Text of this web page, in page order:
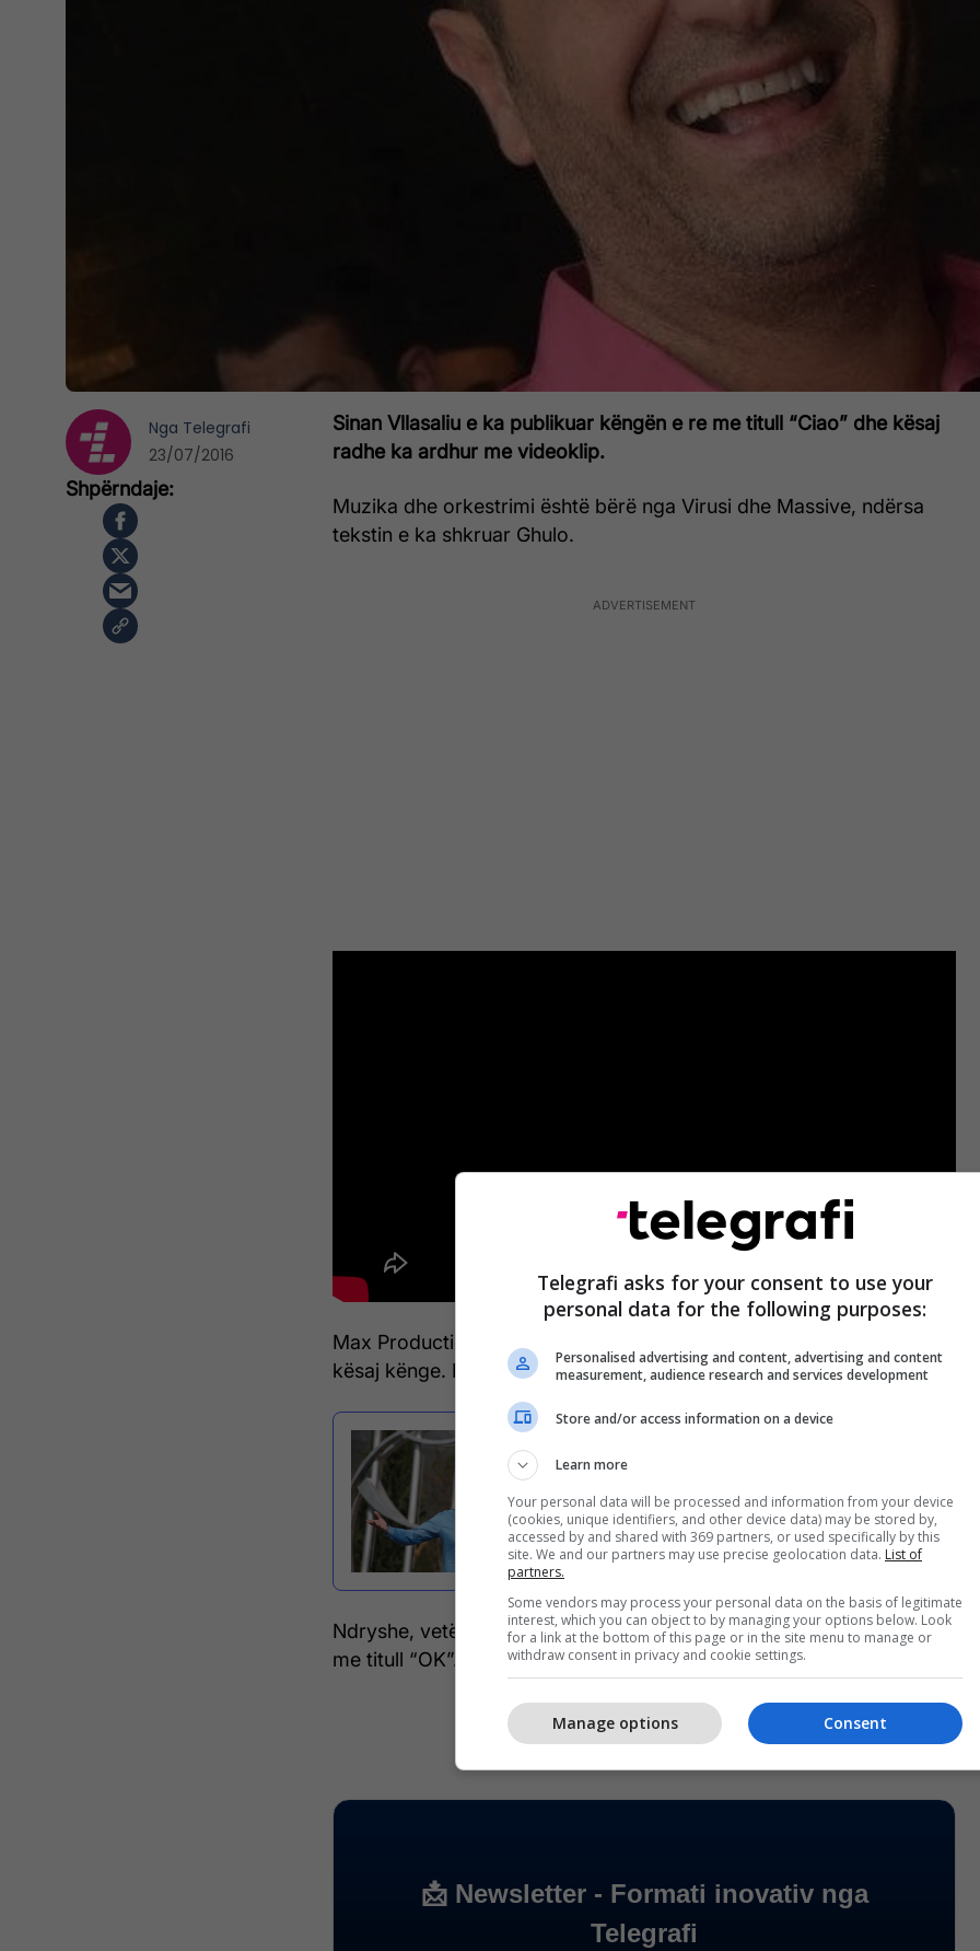
Sinan Vllasaliu e ka publikuar këngën e re me titull “Ciao” dhe kësaj
radhe ka ardhur me videoklip.
Muzika dhe orkestrimi është bërë nga Virusi dhe Massive, ndërsa
tekstin e ka shkruar Ghulo.
Max Production është angazhuar për realizimin e anës vizuale të
kësaj kënge. Ndërkaq, projekti është prodhim i EmraCom.
Vjen “Ok”, projekti i ri nga Sinan
Vllasaliu (Video)
Ndryshe, vetëm një ditë më parë, u lansua versioni audio i këngës
me titull “OK”. /Telegrafi/
Nga Telegrafi
23/07/2016
Telegrafi asks for your consent to use your
personal data for the following purposes:
Personalised advertising and content, advertising and content
measurement, audience research and services development
Store and/or access information on a device
Learn more
Your personal data will be processed and information from your device
(cookies, unique identifiers, and other device data) may be stored by,
accessed by and shared with 369 partners, or used specifically by this
site. We and our partners may use precise geolocation data. List of
partners.
Some vendors may process your personal data on the basis of legitimate
interest, which you can object to by managing your options below. Look
for a link at the bottom of this page or in the site menu to manage or
withdraw consent in privacy and cookie settings.
Consent
Manage options